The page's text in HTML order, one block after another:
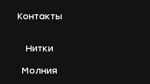
Контакты
Нитки
Молния